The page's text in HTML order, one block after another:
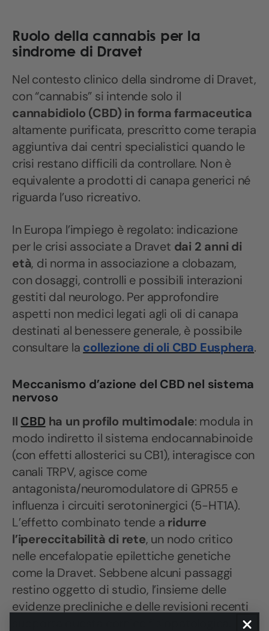
Ruolo della cannabis per la
sindrome di Dravet
Nel contesto clinico della sindrome di Dravet,
con “cannabis” si intende solo il
cannabidiolo (CBD) in forma farmaceutica
altamente purificata, prescritto come terapia
aggiuntiva dai centri specialistici quando le
crisi restano difficili da controllare. Non è
equivalente a prodotti di canapa generici né
riguarda l’uso ricreativo.
In Europa l’impiego è regolato: indicazione
per le crisi associate a Dravet dai 2 anni di
età, di norma in associazione a clobazam,
con dosaggi, controlli e possibili interazioni
gestiti dal neurologo. Per approfondire
aspetti non medici legati agli oli di canapa
destinati al benessere generale, è possibile
consultare la collezione di oli CBD Eusphera.
Meccanismo d’azione del CBD nel sistema
nervoso
Il CBD ha un profilo multimodale: modula in
modo indiretto il sistema endocannabinoide
(con effetti allosterici su CB1), interagisce con
canali TRPV, agisce come
antagonista/neuromodulatore di GPR55 e
influenza i circuiti serotoninergici (5-HT1A).
L’effetto combinato tende a ridurre
l’ipereccitabilità di rete, un nodo critico
nelle encefalopatie epilettiche genetiche
come la Dravet. Sebbene alcuni passaggi
restino oggetto di studio, l’insieme delle
evidenze precliniche e delle revisioni recenti